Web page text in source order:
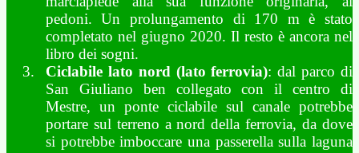
pedoni. Un prolungamento di 170 m è stato
completato nel giugno 2020. Il resto è ancora nel
libro dei sogni.
Ciclabile lato nord (lato ferrovia): dal parco di
San Giuliano ben collegato con il centro di
Mestre, un ponte ciclabile sul canale potrebbe
portare sul terreno a nord della ferrovia, da dove
si potrebbe imboccare una passerella sulla laguna